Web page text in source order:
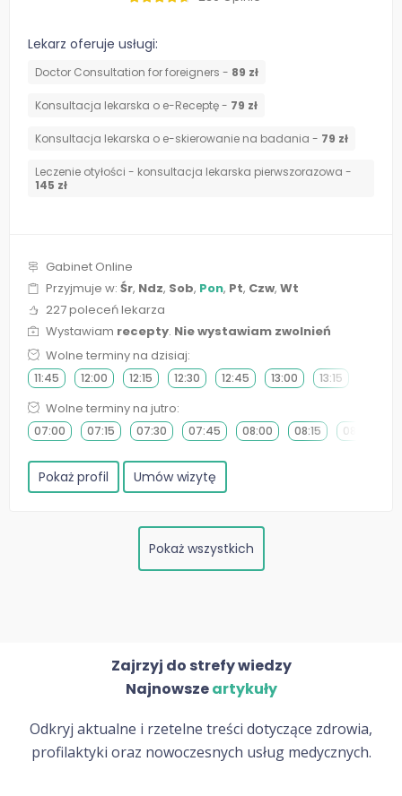
Lekarz oferuje usługi:
Doctor Consultation for foreigners - 89 zł
Konsultacja lekarska o e-Receptę - 79 zł
Konsultacja lekarska o e-skierowanie na badania - 79 zł
Leczenie otyłości - konsultacja lekarska pierwszorazowa -
145 zł
Gabinet Online
Przyjmuje w: Śr, Ndz, Sob, Pon, Pt, Czw, Wt
227 poleceń lekarza
Wystawiam recepty. Nie wystawiam zwolnień
Wolne terminy na dzisiaj:
11:45 12:00 12:15 12:30 12:45 13:00 13:15
Wolne terminy na jutro:
07:00 07:15 07:30 07:45 08:00 08:15 08:30
Pokaż profil Umów wizytę
Pokaż wszystkich
Zajrzyj do strefy wiedzy
Najnowszeartykuły
Odkryj aktualne i rzetelne treści dotyczące zdrowia,
profilaktyki oraz nowoczesnych usług medycznych.